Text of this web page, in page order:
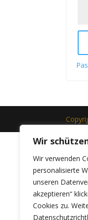
Wir
Wir verwenden
personalisierte
unseren
akzeptieren“
Cookies zu.